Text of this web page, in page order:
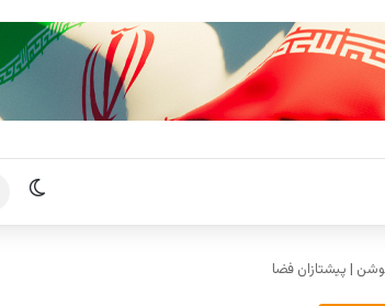
| پیشتازان فضا